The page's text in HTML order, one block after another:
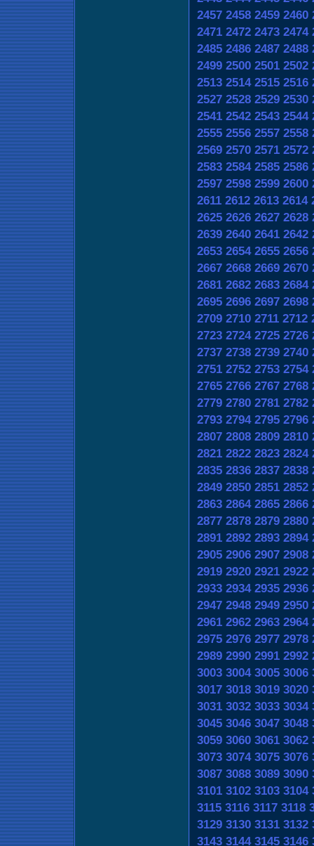
2457 2458 2459 2460
2471 2472 2473 2474
2485 2486 2487 2488
2499 2500 2501 2502
2513 2514 2515 2516
2527 2528 2529 2530
2541 2542 2543 2544
2555 2556 2557 2558
2569 2570 2571 2572
2583 2584 2585 2586
2597 2598 2599 2600
2611 2612 2613 2614
2625 2626 2627 2628
2639 2640 2641 2642
2653 2654 2655 2656
2667 2668 2669 2670
2681 2682 2683 2684
2695 2696 2697 2698
2709 2710 2711 2712
2723 2724 2725 2726
2737 2738 2739 2740
2751 2752 2753 2754
2765 2766 2767 2768
2779 2780 2781 2782
2793 2794 2795 2796
2807 2808 2809 2810
2821 2822 2823 2824
2835 2836 2837 2838
2849 2850 2851 2852
2863 2864 2865 2866
2877 2878 2879 2880
2891 2892 2893 2894
2905 2906 2907 2908
2919 2920 2921 2922
2933 2934 2935 2936
2947 2948 2949 2950
2961 2962 2963 2964
2975 2976 2977 2978
2989 2990 2991 2992
3003 3004 3005 3006
3017 3018 3019 3020
3031 3032 3033 3034
3045 3046 3047 3048
3059 3060 3061 3062
3073 3074 3075 3076
3087 3088 3089 3090
3101 3102 3103 3104
3115 3116 3117 3118
3129 3130 3131 3132
3143 3144 3145 3146